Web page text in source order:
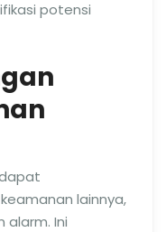
potensi
lainnya,
alarm. Ini